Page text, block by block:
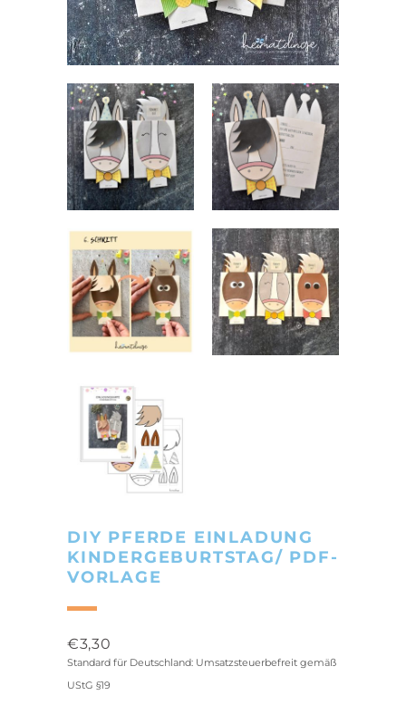
DIY PFERDE EINLADUNG
KINDERGEBURTSTAG/ PDF-
VORLAGE
€3,30
Standard für Deutschland: Umsatzsteuerbefreit gemäß
UStG §19